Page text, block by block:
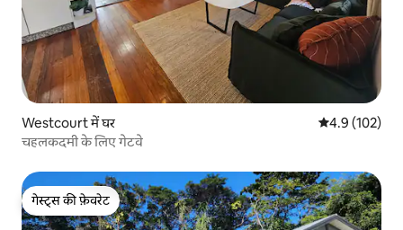
Westcourt में घर औसत रेटिंग 5 में
4.9 (102)
चहलकदमी के लिए गेटवे
गेस्ट्स की फ़ेवरेट
गेस्ट्स की फ़ेवरेट